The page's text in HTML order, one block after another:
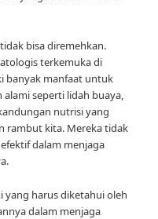
bisa diremehkan.
terkemuka di
banyak manfaat untuk
seperti lidah buaya,
nutrisi yang
rambut kita. Mereka tidak
dalam menjaga
yang harus diketahui oleh
dalam menjaga